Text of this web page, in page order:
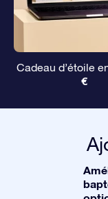
Cadeau d’étoile
€